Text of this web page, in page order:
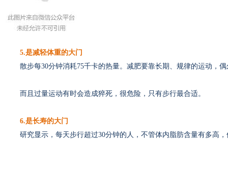
5.是减轻体重的大门
散步每30分钟消耗75千卡的热量。减肥要靠长期、规律的运动，偶
而且过量运动有时会造成猝死，很危险，只有步行最合适。
6.是长寿的大门
研究显示，每天步行超过30分钟的人，不管体内脂肪含量有多高，